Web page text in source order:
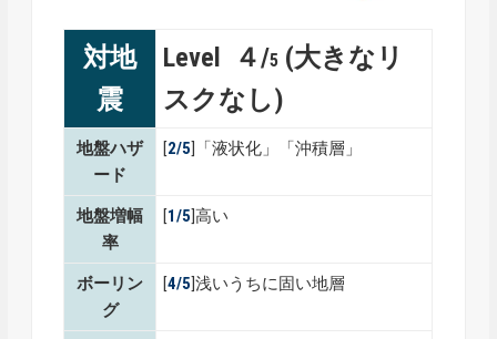
対地
震
Level ４/5 (大きなリ
スクなし)
地盤ハザ
ード
[2/5]「液状化」「沖積層」
地盤増幅
率
[1/5]高い
ボーリン
グ
[4/5]浅いうちに固い地層